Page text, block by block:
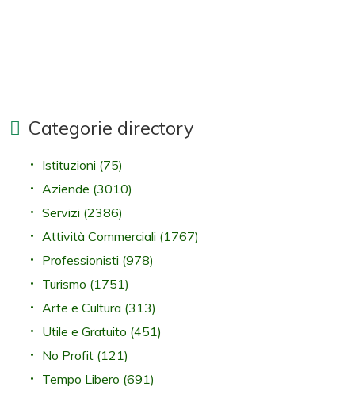
Categorie directory
Istituzioni (75)
Aziende (3010)
Servizi (2386)
Attività Commerciali (1767)
Professionisti (978)
Turismo (1751)
Arte e Cultura (313)
Utile e Gratuito (451)
No Profit (121)
Tempo Libero (691)